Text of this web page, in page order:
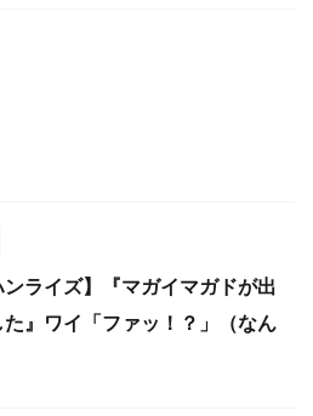
ンライズ】『マガイマガドが出
』ワイ「ファッ！？」（なん